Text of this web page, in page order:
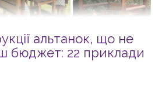
альтанок, що не
бюджет: 22 приклади